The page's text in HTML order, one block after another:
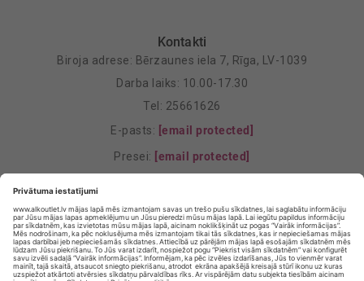
Kontakti
Biroja adrese: Bērzaunes iela 7, Rīga, LV-1039
Darba laiks: 10.00-17.30
Tel: 25661626
E-pasts: [email protected]
Presei: [email protected]
Privātuma politika